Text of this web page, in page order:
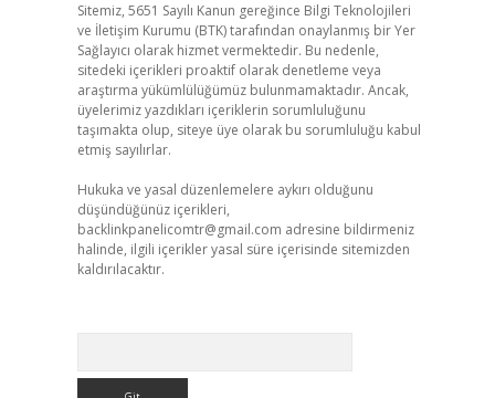
Sitemiz, 5651 Sayılı Kanun gereğince Bilgi Teknolojileri
ve İletişim Kurumu (BTK) tarafından onaylanmış bir Yer
Sağlayıcı olarak hizmet vermektedir. Bu nedenle,
sitedeki içerikleri proaktif olarak denetleme veya
araştırma yükümlülüğümüz bulunmamaktadır. Ancak,
üyelerimiz yazdıkları içeriklerin sorumluluğunu
taşımakta olup, siteye üye olarak bu sorumluluğu kabul
etmiş sayılırlar.
Hukuka ve yasal düzenlemelere aykırı olduğunu
düşündüğünüz içerikleri,
backlinkpanelicomtr@gmail.com adresine bildirmeniz
halinde, ilgili içerikler yasal süre içerisinde sitemizden
kaldırılacaktır.